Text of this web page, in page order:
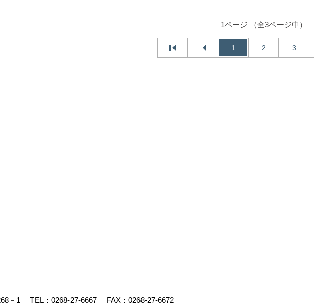
1ページ （全3ページ中）
1 2 3
－1 TEL： 0268-27-6667 FAX：0268-27-6672